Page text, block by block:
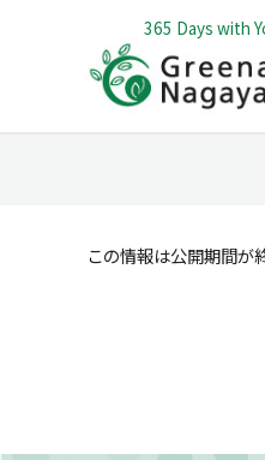
365 Days with
この情報は公開期間が